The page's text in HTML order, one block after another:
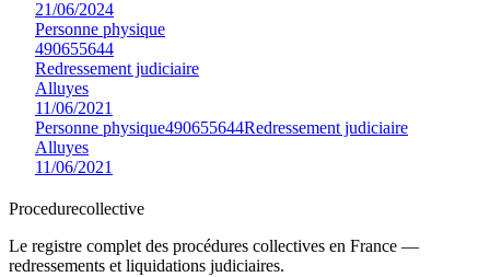
21/06/2024
Personne physique
490655644
Redressement judiciaire
Alluyes
11/06/2021
Personne physique490655644Redressement judiciaire
Alluyes
11/06/2021
Procedurecollective
Le registre complet des procédures collectives en France —
redressements et liquidations judiciaires.